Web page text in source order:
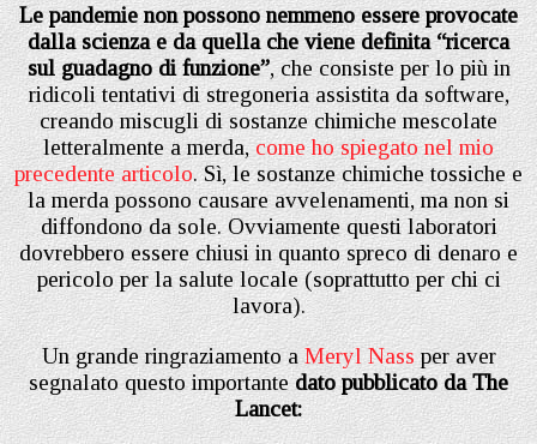
Le pandemie non possono nemmeno essere provocate
dalla scienza e da quella che viene definita “ricerca
sul guadagno di funzione”, che consiste per lo più in
ridicoli tentativi di stregoneria assistita da software,
creando miscugli di sostanze chimiche mescolate
letteralmente a merda,come ho spiegato nel mio
precedente articolo. Sì, le sostanze chimiche tossiche e
la merda possono causare avvelenamenti, ma non si
diffondono da sole. Ovviamente questi laboratori
dovrebbero essere chiusi in quanto spreco di denaro e
pericolo per la salute locale (soprattutto per chi ci
lavora).
Un grande ringraziamento aMeryl Nass per aver
segnalato questo importantedato pubblicato da The
Lancet: